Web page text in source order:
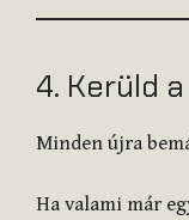
4. Kerüld
Minden újra
Ha valami már